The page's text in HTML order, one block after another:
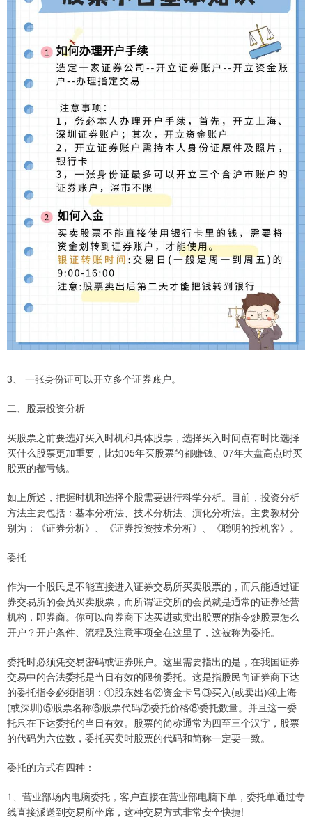
3、 一张身份证可以开立多个证券账户。
二、股票投资分析
买股票之前要选好买入时机和具体股票，选择买入时间点有时比选择
买什么股票更加重要，比如05年买股票的都赚钱、07年大盘高点时买
股票的都亏钱。
如上所述，把握时机和选择个股需要进行科学分析。目前，投资分析
方法主要包括：基本分析法、技术分析法、演化分析法。主要教材分
别为：《证券分析》、《证券投资技术分析》、《聪明的投机客》。
委托
作为一个股民是不能直接进入证券交易所买卖股票的，而只能通过证
券交易所的会员买卖股票，而所谓证交所的会员就是通常的证券经营
机构，即券商。你可以向券商下达买进或卖出股票的指令炒股票怎么
开户？开户条件、流程及注意事项全在这里了，这被称为委托。
委托时必须凭交易密码或证券账户。这里需要指出的是，在我国证券
交易中的合法委托是当日有效的限价委托。这是指股民向证券商下达
的委托指令必须指明：①股东姓名②资金卡号③买入(或卖出)④上海
(或深圳)⑤股票名称⑥股票代码⑦委托价格⑧委托数量。并且这一委
托只在下达委托的当日有效。股票的简称通常为四至三个汉字，股票
的代码为六位数，委托买卖时股票的代码和简称一定要一致。
委托的方式有四种：
1、营业部场内电脑委托，客户直接在营业部电脑下单，委托单通过专
线直接派送到交易所坐席，这种交易方式非常安全快捷!